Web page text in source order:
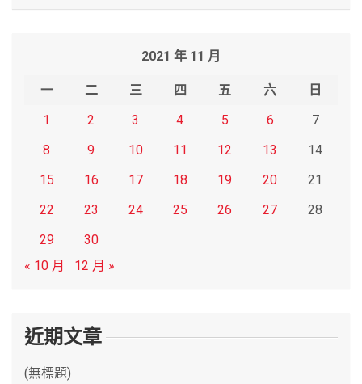
2021 年 11 月
一 二 三 四 五 六
日
1
2 3 4 5 6
7
8
9 10 11 12 13
14
15
16 17 18 19 20
21
22
23 24 25 26 27
28
29
30
« 10 月
12 月 »
近期文章
(無標題)